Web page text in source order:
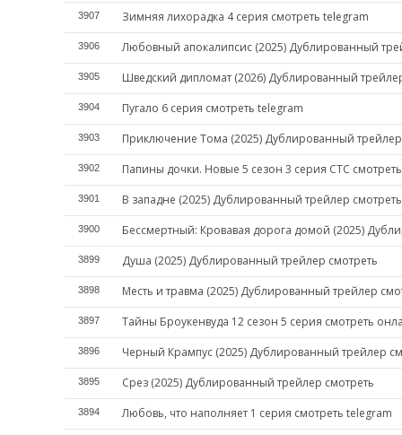
3907 Зимняя лихорадка 4 серия смотреть telegram
3906 Любовный апокалипсис (2025) Дублированный
3905 Шведский дипломат (2026) Дублированный
3904 Пугало 6 серия смотреть telegram
3903 Приключение Тома (2025) Дублированный трейлер
3902 Папины дочки. Новые 5 сезон 3 серия СТС
3901 В западне (2025) Дублированный трейлер смотреть
3900 Бессмертный: Кровавая дорога домой (2025)
3899 Душа (2025) Дублированный трейлер смотреть
3898 Месть и травма (2025) Дублированный трейлер
3897 Тайны Броукенвуда 12 сезон 5 серия смотреть
3896 Черный Крампус (2025) Дублированный трейлер
3895 Срез (2025) Дублированный трейлер смотреть
3894 Любовь, что наполняет 1 серия смотреть telegram